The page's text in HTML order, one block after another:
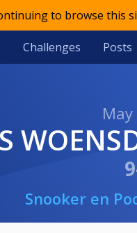
to browse this
Challenges Posts
Snooker en